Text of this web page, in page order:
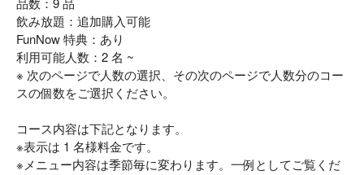
飲み放題：追加購入可能
FunNow 特典：あり
利用可能人数：2 名 ~
※ 次のページで人数の選択、その次のページで人数分のコー
スの個数をご選択ください。
コース内容は下記となります。
※表示は 1 名様料金です。
※メニュー内容は季節毎に変わります。一例としてご覧くだ